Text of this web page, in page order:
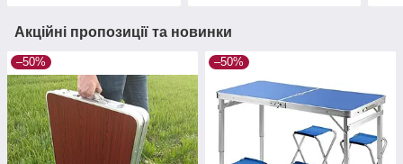
Акційні пропозиції та новинки
–50% –50%